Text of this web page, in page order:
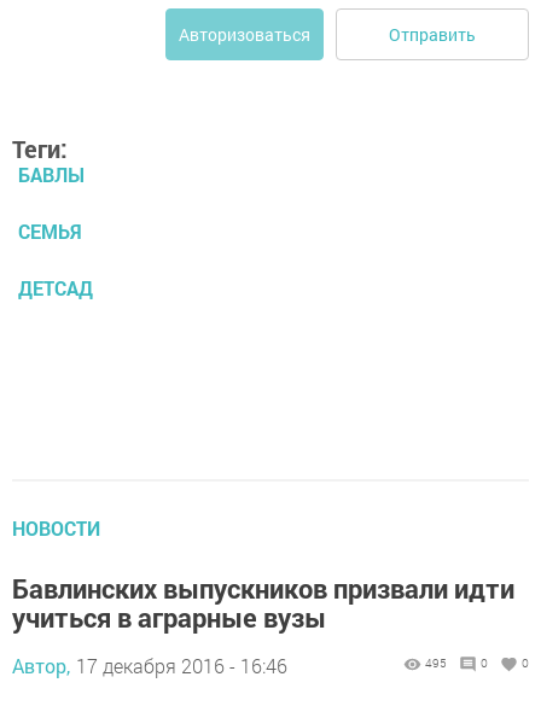
Авторизоваться Отправить
Теги:
БАВЛЫ
СЕМЬЯ
ДЕТСАД
НОВОСТИ
Бавлинских выпускников призвали идти
учиться в аграрные вузы
Автор, 17 декабря 2016 - 16:46 495 0 0